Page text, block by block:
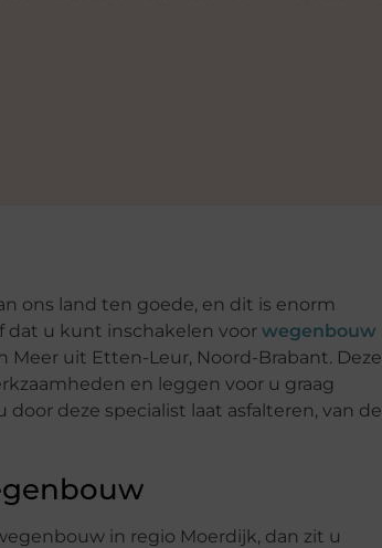
ons land ten goede, en dit is enorm
dat u kunt inschakelen voor wegenbouw
Meer uit Etten-Leur, Noord-Brabant. Deze
en leggen voor u graag
deze specialist laat asfalteren, van de
in regio Moerdijk, dan zit u